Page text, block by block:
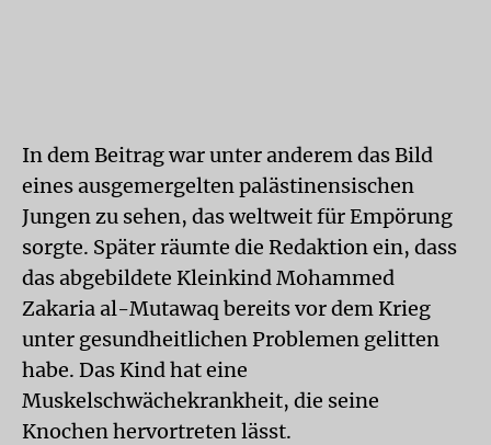
In dem Beitrag war unter anderem das Bild
eines ausgemergelten palästinensischen
Jungen zu sehen, das weltweit für Empörung
sorgte. Später räumte die Redaktion ein, dass
das abgebildete Kleinkind Mohammed
Zakaria al-Mutawaq bereits vor dem Krieg
unter gesundheitlichen Problemen gelitten
habe. Das Kind hat eine
Muskelschwächekrankheit, die seine
Knochen hervortreten lässt.